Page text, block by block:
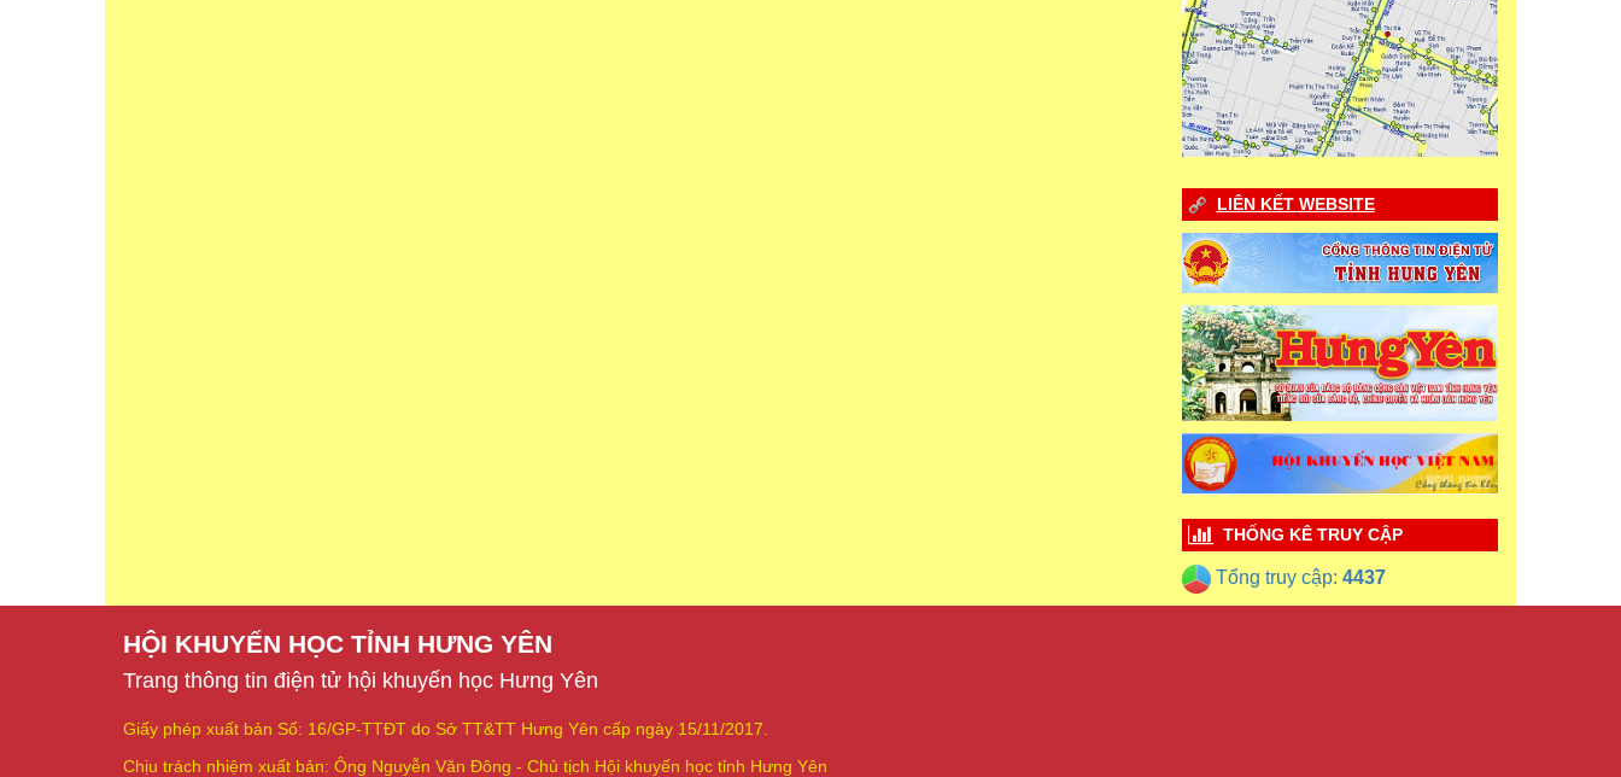
LIÊN KẾT WEBSITE
THỐNG KÊ TRUY CẬP
Tổng truy cập: 4437
HỘI KHUYẾN HỌC TỈNH HƯNG YÊN
Trang thông tin điện tử hội khuyến học Hưng Yên
Giấy phép xuất bản Số: 16/GP-TTĐT do Sở TT&TT Hưng Yên cấp ngày 15/11/2017.
Chịu trách nhiệm xuất bản: Ông Nguyễn Văn Đông - Chủ tịch Hội khuyến học tỉnh Hưng Yên